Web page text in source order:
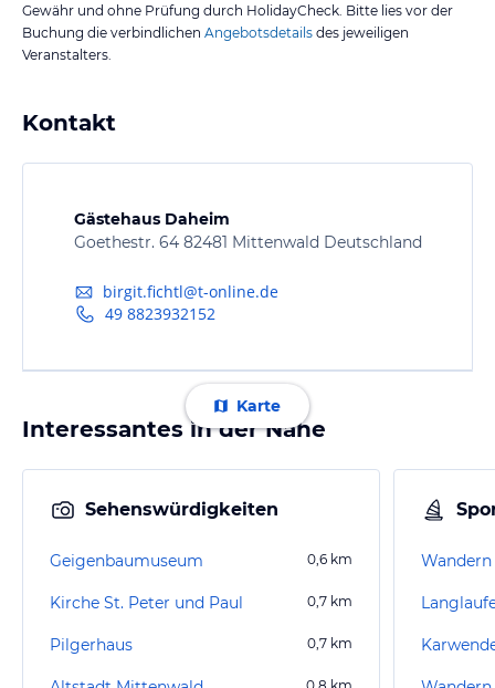
Gewähr und ohne Prüfung durch HolidayCheck. Bitte lies vor der
Buchung die verbindlichen Angebotsdetails des jeweiligen
Veranstalters.
Kontakt
Gästehaus Daheim
Goethestr. 64 82481 Mittenwald Deutschland
birgit.fichtl@t-online.de
49 8823932152
Karte
Interessantes in der Nähe
Sehenswürdigkeiten
Geigenbaumuseum 0,6 km
Kirche St. Peter und Paul 0,7 km
Pilgerhaus 0,7 km